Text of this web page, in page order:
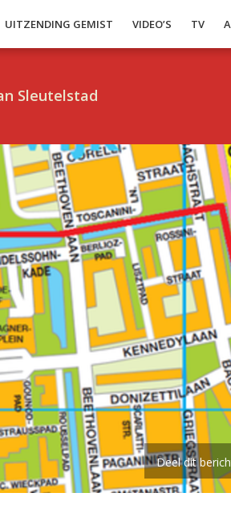
UITZENDING GEMIST VIDEO’S TV
Sleutelstad
Deel dit